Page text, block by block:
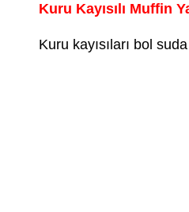
Kuru Kayısılı Muffin
Kuru kayısıları bol